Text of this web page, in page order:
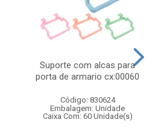
Suporte com alcas para
porta de armario cx:00060
Código: 830624
Embalagem: Unidade
Caixa Com: 60 Unidade(s)